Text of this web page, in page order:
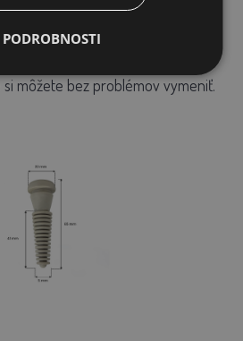
šklbacie prsty, tak aj iné šklbacie
väčšiu hydinu napríklad typ
si môžete bez problémov vymeniť.